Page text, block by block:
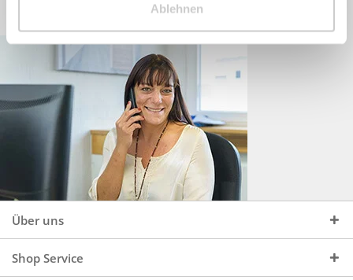
Ablehnen
Über uns
Shop Service